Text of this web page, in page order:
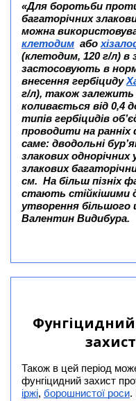
«Для боротьби
багаторічних
можна
клетодим або
(клетодим, 120 г/л) в
застосовують в
внесення гербіциду
г/л), також залежить
коливається від 0,4
типів гербіцидів
проводити на ранніх
саме: дводольні
злакових однорічних
злакових
см. На більш пізніх
стають стійкішими
утворення більшого
Валентин Видибура.
Також в цей період
фунгіцидний захист
іржі, борошнистої роси.